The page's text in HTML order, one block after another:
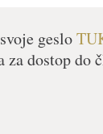
geslo
za dostop